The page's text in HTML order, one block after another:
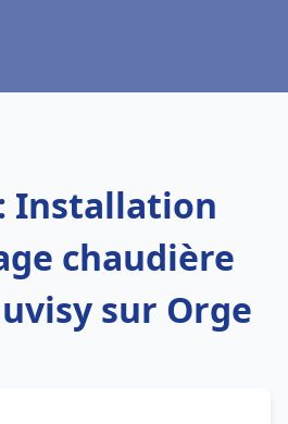
Installation
chaudière
sur Orge